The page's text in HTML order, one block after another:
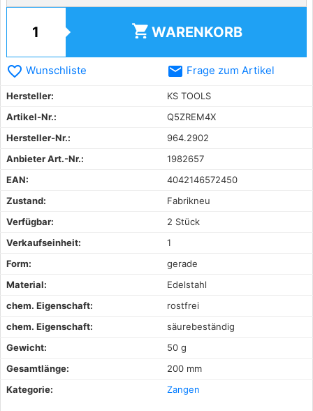
shopping_cart WARENKORB
favorite_border Wunschliste email Frage zum Artikel
Hersteller:
KS TOOLS
Artikel-Nr.:
Q5ZREM4X
Hersteller-Nr.:
964.2902
Anbieter Art.-Nr.:
1982657
EAN:
4042146572450
Zustand:
Fabrikneu
Verfügbar:
2 Stück
Verkaufseinheit:
1
Form:
gerade
Material:
Edelstahl
chem. Eigenschaft:
rostfrei
chem. Eigenschaft:
säurebeständig
Gewicht:
50 g
Gesamtlänge:
200 mm
Kategorie:
Zangen